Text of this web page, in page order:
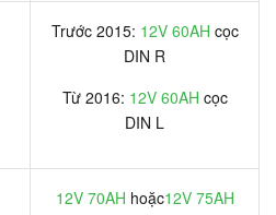
Trước 2015: 12V 60AH cọc
DIN R
Từ 2016: 12V 60AH cọc
DIN L
12V 70AH hoặc12V 75AH